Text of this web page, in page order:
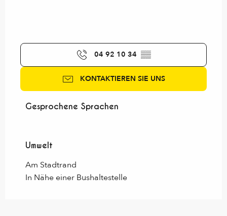
04 92 10 34 ▒▒
KONTAKTIEREN SIE UNS
Gesprochene Sprachen
Gesprochene Sprachen
Umwelt
Umwelt
Am Stadtrand
In Nähe einer Bushaltestelle